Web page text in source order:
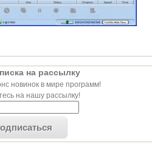
на рассылку
новинок в мире программ!
на нашу рассылку!